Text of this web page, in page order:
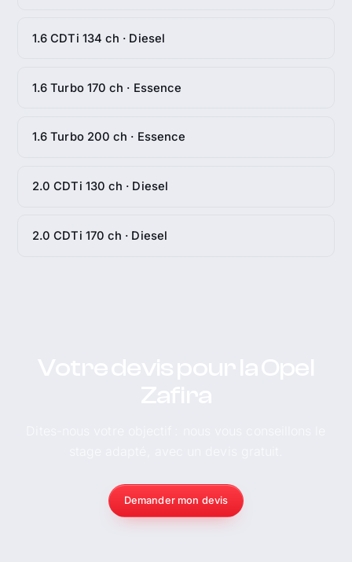
1.6 CDTi 134 ch · Diesel
1.6 Turbo 170 ch · Essence
1.6 Turbo 200 ch · Essence
2.0 CDTi 130 ch · Diesel
2.0 CDTi 170 ch · Diesel
Demander mon devis